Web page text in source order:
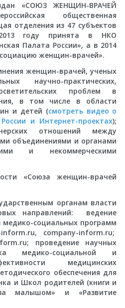
«СОЮЗ ЖЕНЩИН-ВРАЧЕЙ
общественная
отделения из 47 субъектов
году принята в НКО
Палата России», а в 2014
женщин-врачей».
женщин-врачей, ученых
научно-практических,
проблем в
в том числе в области
и детей (смотреть видео о
и Интернет-проектах);
отношений между
объединениями и органами
и некоммерческими
«Союза женщин-врачей
органам власти
направлений: ведение
медико-социальных программ
company-inform.ru;
проведение научных
медико-социальной и
медицинских
обеспечения для
и Школ родителей (книги и
малышом» и «Развитие